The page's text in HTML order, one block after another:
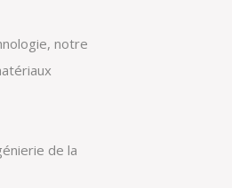
notre
de la